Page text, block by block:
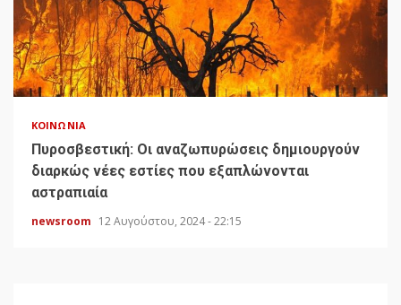
ΚΟΙΝΩΝΊΑ
Πυροσβεστική: Οι αναζωπυρώσεις δημιουργούν
διαρκώς νέες εστίες που εξαπλώνονται
αστραπιαία
newsroom 12 Αυγούστου, 2024 - 22:15